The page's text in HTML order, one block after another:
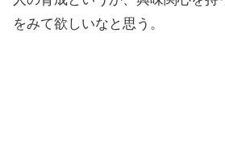
をみて欲しいなと思う。